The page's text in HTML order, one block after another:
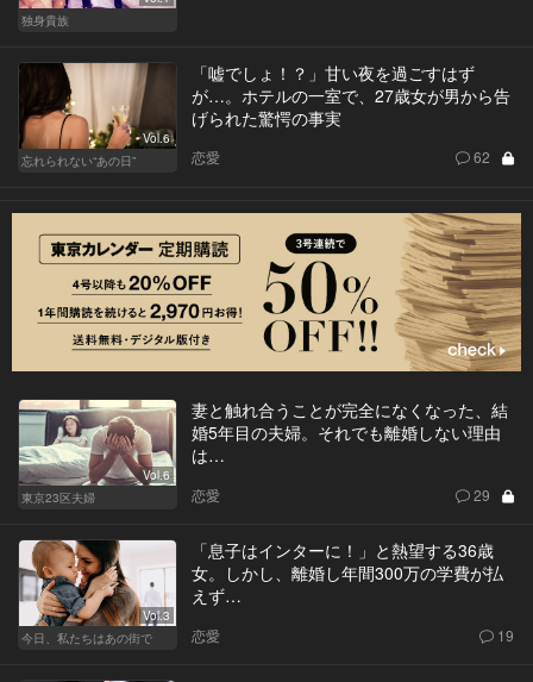
独身貴族
Vol.6
忘れられない“あの日”
「嘘でしょ！？」甘い夜を過ごすはず
が…。ホテルの一室で、27歳女が男から告
げられた驚愕の事実
恋愛 62
Vol.6
東京23区夫婦
妻と触れ合うことが完全になくなった、結
婚5年目の夫婦。それでも離婚しない理由
は…
恋愛 29
Vol.3
今日、私たちはあの街で
「息子はインターに！」と熱望する36歳
女。しかし、離婚し年間300万の学費が払
えず…
恋愛 19